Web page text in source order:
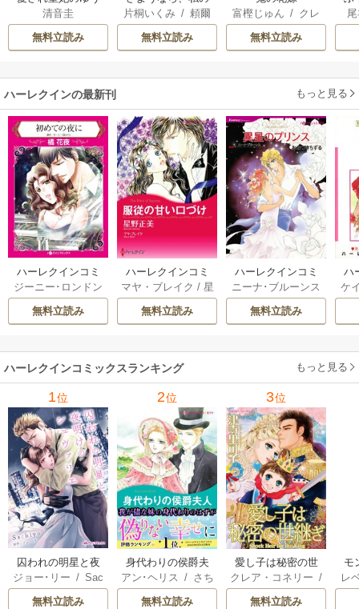
うつ
清音圭
無料立読み
冷遇生活 ～パーテ
ィーで声をかけて
きたのがヤバい男
片桐いくみ /頼爾
無料立読み
富樫じゅん / クレ
ハ
無料立読み
は
ハーレクインの最新刊 もっと見る
ハーレクインコミ
ックス セット 202
6年 vol.1064 1巻
ジーニー･ロンドン
/橘花夜/メアリ
ー･ライアンズ
ーガン/星合操/ア
ン･ウィール/ 津寺
里可子
無料立読み
ハーレクインコミ
ックス セット 202
6年 vol.1002 1巻
マヤ・ブレイク / 星
野正美/ヘレン･ブ
ルックス/のわきね
ウェイ/一重夕子
無料立読み
ハーレクインコミ
ックス セット 202
6年 vol.1063 1巻
ニーナ･ブルーンス
/おおつきちずる/
レベッカ･ヨーク
ーディ/海野みつる
サラ･ウッド/流
水凛子
無料立読み
ハ
ッ
ケ
/
ザ
ハーレクインコミックスランキング もっと見る
1位
囚われの明星と夜
明けのシュヴァリ
エ
ジョー･リー /Sac
hiyo
無料立読み
2位
身代わりの侯爵夫
人
アン･ヘリス / さち
みりほ
無料立読み
3位
愛し子は秘密の世
継ぎ
クレア・コネリー /
津寺里可子
無料立読み
モ
結
レ